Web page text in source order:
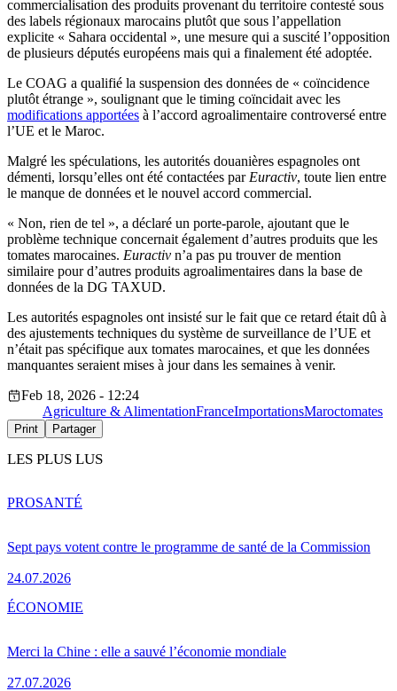
commercialisation des produits provenant du territoire contesté sous
des labels régionaux marocains plutôt que sous l’appellation
explicite « Sahara occidental », une mesure qui a suscité l’opposition
de plusieurs députés européens mais qui a finalement été adoptée.
Le COAG a qualifié la suspension des données de « coïncidence
plutôt étrange », soulignant que le timing coïncidait avec les
modifications apportées à l’accord agroalimentaire controversé entre
l’UE et le Maroc.
Malgré les spéculations, les autorités douanières espagnoles ont
démenti, lorsqu’elles ont été contactées par Euractiv, toute lien entre
le manque de données et le nouvel accord commercial.
« Non, rien de tel », a déclaré un porte-parole, ajoutant que le
problème technique concernait également d’autres produits que les
tomates marocaines. Euractiv n’a pas pu trouver de mention
similaire pour d’autres produits agroalimentaires dans la base de
données de la DG TAXUD.
Les autorités espagnoles ont insisté sur le fait que ce retard était dû à
des ajustements techniques du système de surveillance de l’UE et
n’était pas spécifique aux tomates marocaines, et que les données
manquantes seraient mises à jour dans les semaines à venir.
Feb 18, 2026 - 12:24
Agriculture & AlimentationFranceImportationsMaroctomates
Print Partager
LES PLUS LUS
Sept pays votent contre le programme de santé de la Commission
24.07.2026
PROSANTÉ
Merci la Chine : elle a sauvé l’économie mondiale
27.07.2026
ÉCONOMIE